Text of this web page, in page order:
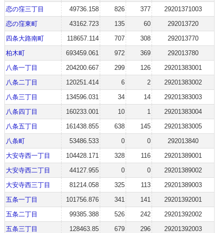
恋の窪三丁目
49736.158 826 377
29201371003
恋の窪東町
43162.723 135 60
292013720
四条大路南町
118657.114 707 308
292013770
柏木町
693459.061 972 369
292013780
八条一丁目
204200.667 299 126
29201383001
八条二丁目
120251.414 6 2
29201383002
八条三丁目
134596.031 34 14
29201383003
八条四丁目
160233.001 10 1
29201383004
八条五丁目
161438.855 638 145
29201383005
八条町
53486.533 0 0
292013840
大安寺西一丁目
104428.171 328 116
29201389001
大安寺西二丁目
44127.955 0 0
29201389002
大安寺西三丁目
81214.058 325 113
29201389003
五条一丁目
101756.876 341 141
29201392001
五条二丁目
99385.388 526 242
29201392002
五条三丁目
128463.85 679 296
29201392003